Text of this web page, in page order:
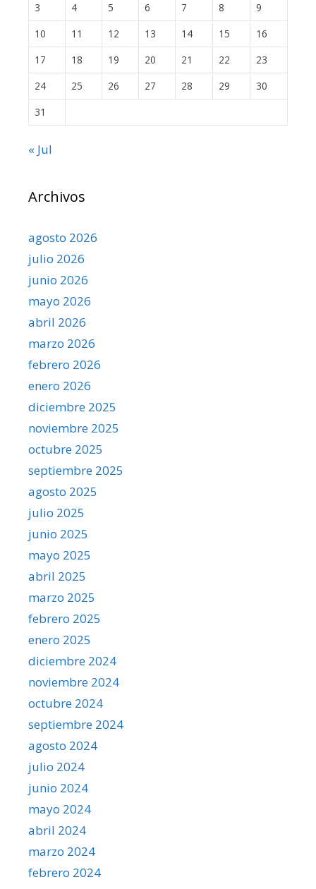
3
4 5 6 7 8
9
10
11 12 13 14 15
16
17
18 19 20 21 22
23
24
25 26 27 28 29
30
31
« Jul
Archivos
agosto 2026
julio 2026
junio 2026
mayo 2026
abril 2026
marzo 2026
febrero 2026
enero 2026
diciembre 2025
noviembre 2025
octubre 2025
septiembre 2025
agosto 2025
julio 2025
junio 2025
mayo 2025
abril 2025
marzo 2025
febrero 2025
enero 2025
diciembre 2024
noviembre 2024
octubre 2024
septiembre 2024
agosto 2024
julio 2024
junio 2024
mayo 2024
abril 2024
marzo 2024
febrero 2024